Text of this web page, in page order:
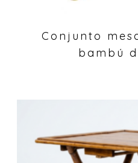
Conjunto
bambú